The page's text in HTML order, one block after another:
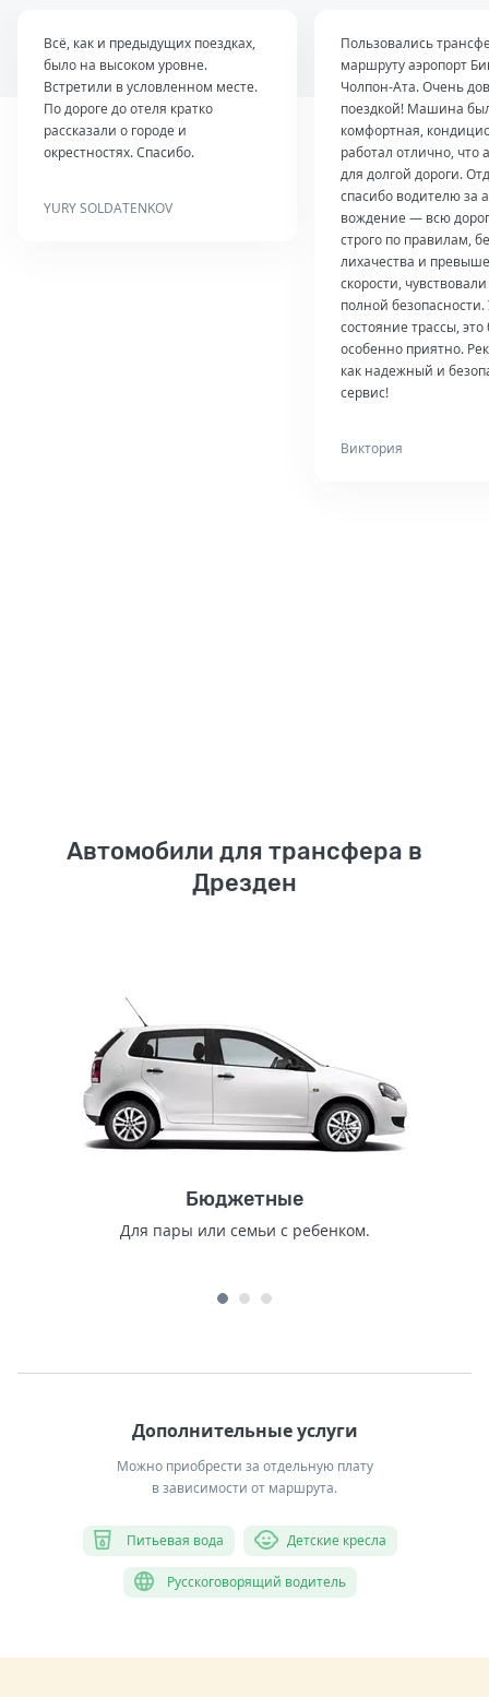
Всё, как и предыдущих поездках,
было на высоком уровне.
Встретили в условленном месте.
По дороге до отеля кратко
рассказали о городе и
окрестностях. Спасибо.
YURY SOLDATENKOV
Пользовались
маршруту аэропорт
Чолпон-Ата. Очень
поездкой! Машина
комфортная,
работал отлично, что
для долгой дороги.
спасибо водителю за
вождение — всю
строго по правилам,
лихачества и
скорости,
полной
состояние трассы,
особенно приятно.
как надежный и
сервис!
Виктория
Автомобили для трансфера в
Дрезден
Бюджетные
Для пары или семьи с ребенком.
Дополнительные услуги
Можно приобрести за отдельную плату
в зависимости от маршрута.
Питьевая вода Детские кресла
Русскоговорящий водитель